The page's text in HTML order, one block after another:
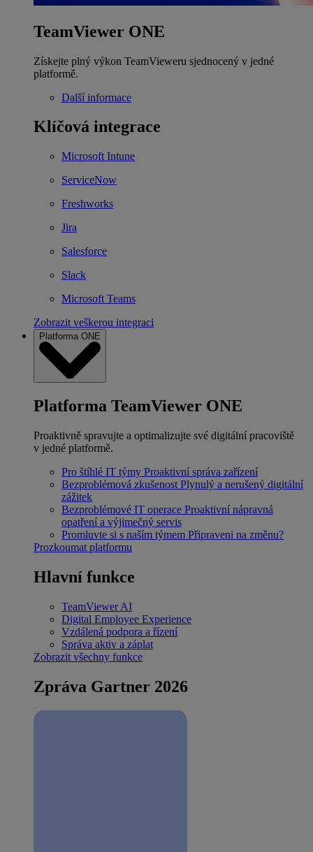
TeamViewer ONE
Získejte plný výkon TeamVieweru sjednocený v jedné
platformě.
Další informace
Klíčová integrace
Microsoft Intune
ServiceNow
Freshworks
Jira
Salesforce
Slack
Microsoft Teams
Zobrazit veškerou integraci
Platforma ONE
Platforma TeamViewer ONE
Proaktivně spravujte a optimalizujte své digitální pracoviště
v jedné platformě.
Pro štíhlé IT týmy Proaktivní správa zařízení
Bezproblémová zkušenost Plynulý a nerušený digitální
zážitek
Bezproblémové IT operace Proaktivní nápravná
opatření a výjimečný servis
Promluvte si s naším týmem Připraveni na změnu?
Prozkoumat platformu
Hlavní funkce
TeamViewer AI
Digital Employee Experience
Vzdálená podpora a řízení
Správa aktiv a záplat
Zobrazit všechny funkce
Zpráva Gartner 2026